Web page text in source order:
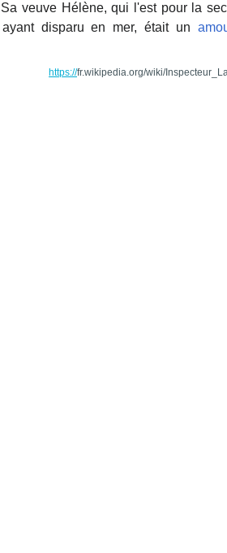
veuve Hélène, qui l'est pour la
disparu en mer, était un
https://fr.wikipedia.org/wiki/